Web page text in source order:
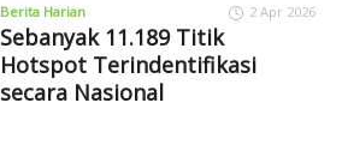
Berita Harian 2 Apr 2026
Sebanyak 11.189 Titik
Hotspot Terindentifikasi
secara Nasional